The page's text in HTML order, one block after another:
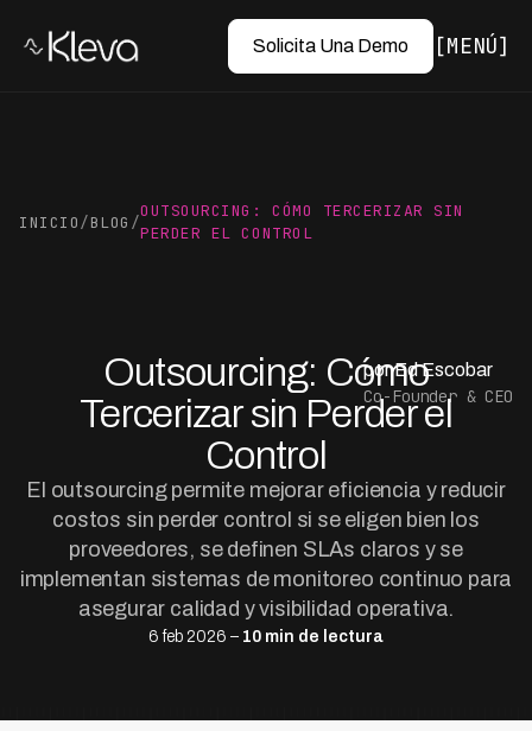
Solicita Una Demo MENÚ
INICIO/BLOG /
OUTSOURCING: CÓMO TERCERIZAR SIN
PERDER EL CONTROL
Outsourcing: Cómo
Tercerizar sin Perder el
Control
El outsourcing permite mejorar eficiencia y reducir
costos sin perder control si se eligen bien los
proveedores, se definen SLAs claros y se
implementan sistemas de monitoreo continuo para
asegurar calidad y visibilidad operativa.
6 feb 2026 – 10 min de lectura
por Ed Escobar
Co-Founder & CEO